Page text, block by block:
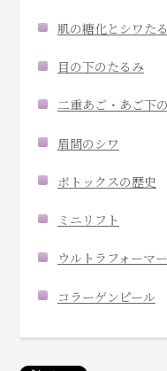
肌の糖化とシワた
目の下のたるみ
二重あご・あご下
眉間のシワ
ボトックスの歴史
ミニリフト
ウルトラフォーマ
コラーゲンピール